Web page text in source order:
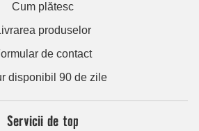
Cum plătesc
produselor
de contact
disponibil 90 de zile
Servicii de top